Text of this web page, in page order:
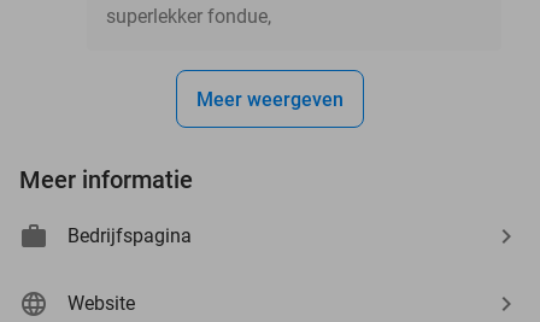
superlekker fondue,
Meer weergeven
Meer informatie
Bedrijfspagina
Website